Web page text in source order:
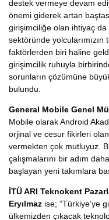
destek vermeye devam
önemi giderek artan
girişimciliğe olan ihtiyaç da
sektöründe
faktörlerden biri haline
girişimcilik ruhuyla
sorunların çözümüne
bulundu.
General Mobile Genel
Mobile olarak Android
orjinal ve cesur fikirleri
vermekten çok mutluyuz.
çalışmalarını bir adım
başlayan yeni takımlara
İTÜ ARI Teknokent
Eryılmaz ise; “Türkiye’ye
ülkemizden çıkacak